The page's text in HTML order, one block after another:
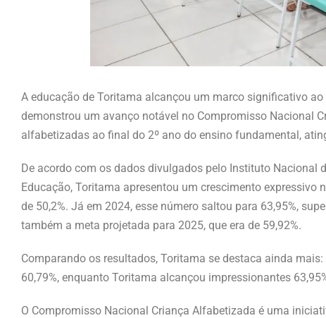
A educação de Toritama alcançou um marco significativo
demonstrou um avanço notável no Compromisso Nacional
alfabetizadas ao final do 2º ano do ensino fundamental,
De acordo com os dados divulgados pelo Instituto Nacional
Educação, Toritama apresentou um crescimento
de 50,2%. Já em 2024, esse número saltou para 63,95%,
também a meta projetada para 2025, que era de 59,92%.
Comparando os resultados, Toritama se destaca ainda
60,79%, enquanto Toritama alcançou impressionantes
O Compromisso Nacional Criança Alfabetizada é uma